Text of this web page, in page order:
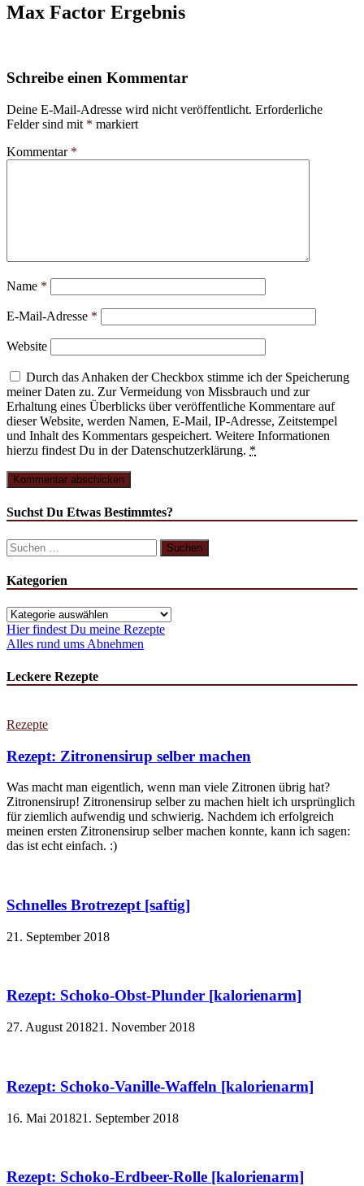
Max Factor Ergebnis
Schreibe einen Kommentar
Deine E-Mail-Adresse wird nicht veröffentlicht. Erforderliche
Felder sind mit * markiert
Kommentar *
Name *
E-Mail-Adresse *
Website
Durch das Anhaken der Checkbox stimme ich der Speicherung
meiner Daten zu. Zur Vermeidung von Missbrauch und zur
Erhaltung eines Überblicks über veröffentliche Kommentare auf
dieser Website, werden Namen, E-Mail, IP-Adresse, Zeitstempel
und Inhalt des Kommentars gespeichert. Weitere Informationen
hierzu findest Du in der Datenschutzerklärung. *
Suchst Du Etwas Bestimmtes?
Suchen
nach:
Kategorien
Kategorien
Hier findest Du meine Rezepte
Alles rund ums Abnehmen
Leckere Rezepte
Rezepte
Rezept: Zitronensirup selber machen
Was macht man eigentlich, wenn man viele Zitronen übrig hat?
Zitronensirup! Zitronensirup selber zu machen hielt ich ursprünglich
für ziemlich aufwendig und schwierig. Nachdem ich erfolgreich
meinen ersten Zitronensirup selber machen konnte, kann ich sagen:
das ist echt einfach. :)
Schnelles Brotrezept [saftig]
21. September 2018
Rezept: Schoko-Obst-Plunder [kalorienarm]
27. August 201821. November 2018
Rezept: Schoko-Vanille-Waffeln [kalorienarm]
16. Mai 201821. September 2018
Rezept: Schoko-Erdbeer-Rolle [kalorienarm]